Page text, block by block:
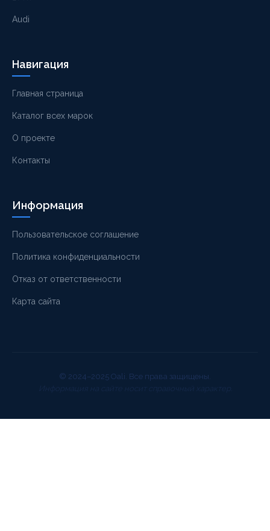
Audi
Навигация
Главная страница
Каталог всех марок
О проекте
Контакты
Информация
Пользовательское соглашение
Политика конфиденциальности
Отказ от ответственности
Карта сайта
© 2024–2025 Oali. Все права защищены.